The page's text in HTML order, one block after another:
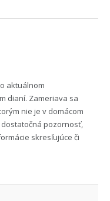
aktuálnom
dianí. Zameriava sa
nie je v domácom
pozornosť,
skresľujúce či